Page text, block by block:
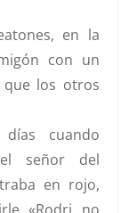
en la
con un
los otros
cuando
señor del
en rojo,